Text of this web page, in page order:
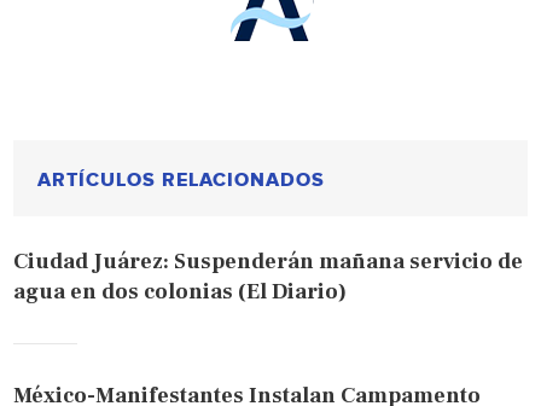
ARTÍCULOS RELACIONADOS
Ciudad Juárez: Suspenderán mañana servicio de
agua en dos colonias (El Diario)
México-Manifestantes Instalan Campamento